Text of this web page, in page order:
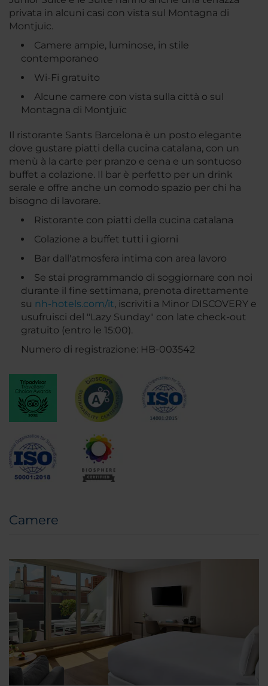
privata in alcuni casi con vista sul Montagna di
Montjuïc.
Camere ampie, luminose, in stile
contemporaneo
Wi-Fi gratuito
Alcune camere con vista sulla città o sul
Montagna di Montjuïc
Il ristorante Sants Barcelona è un posto elegante
dove gustare piatti della cucina catalana, con un
menù à la carte per pranzo e cena e un sontuoso
buffet a colazione. Il bar è perfetto per un drink
serale e offre anche un comodo spazio per chi ha
bisogno di lavorare.
Ristorante con piatti della cucina catalana
Colazione a buffet tutti i giorni
Bar dall'atmosfera intima con area lavoro
Se stai programmando di soggiornare con noi
durante il fine settimana, prenota direttamente
su nh-hotels.com/it, iscriviti a Minor DISCOVERY e
usufruisci del "Lazy Sunday" con late check-out
gratuito (entro le 15:00).
Numero di registrazione: HB-003542
Camere